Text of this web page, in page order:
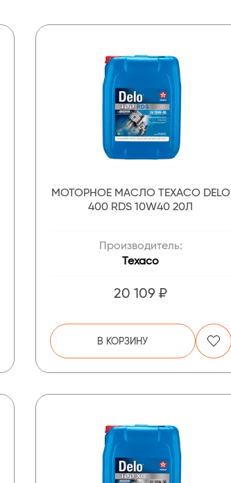
МОТОРНОЕ МАСЛО TEXACO DELO
400 RDS 10W40 20Л
Производитель:
Texaco
20 109 ₽
В КОРЗИНУ